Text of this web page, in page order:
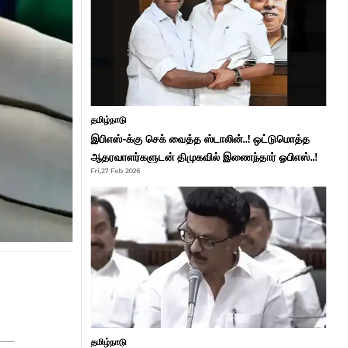
தமிழ்நாடு
இபிஎஸ்-க்கு செக் வைத்த ஸ்டாலின்..! ஒட்டுமொத்த
ஆதரவாளர்களுடன் திமுகவில் இணைந்தார் ஓபிஎஸ்..!
Fri,27 Feb 2026
தமிழ்நாடு